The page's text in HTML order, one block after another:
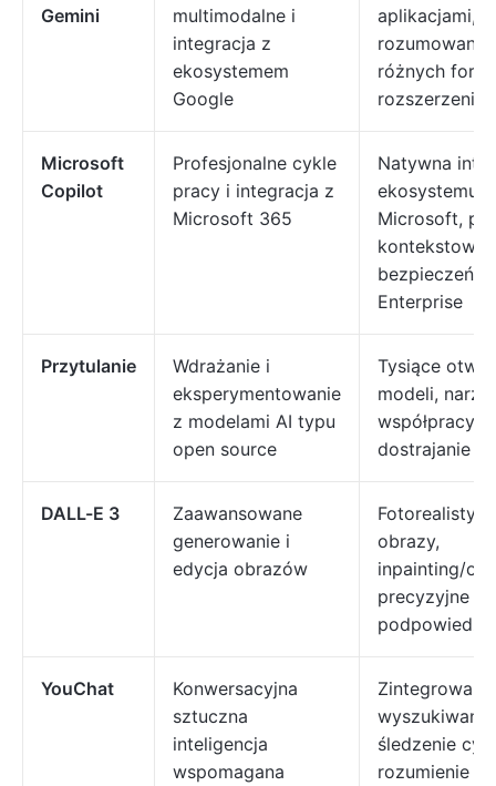
Gemini
multimodalne i
integracja z
ekosystemem
Google
aplikacjami,
rozumowanie
różnych
rozszerzenie
Microsoft
Copilot
Profesjonalne cykle
pracy i integracja z
Microsoft 365
Natywna
ekosystemu
Microsoft,
kontekstowa,
Enterprise
Przytulanie
Wdrażanie i
eksperymentowanie
z modelami AI typu
open source
Tysiące
modeli,
współpracy,
dostrajanie
DALL-E 3
Zaawansowane
generowanie i
edycja obrazów
obrazy,
inpainting/
precyzyjne
podpowiedzi
YouChat
Konwersacyjna
sztuczna
inteligencja
wspomagana
śledzenie
rozumienie